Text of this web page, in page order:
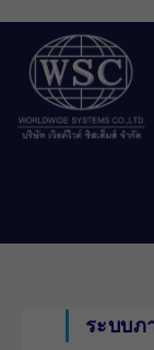
content
ระบบภ